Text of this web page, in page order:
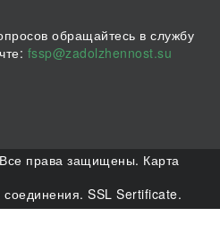
обращайтесь в службу
fssp@zadolzhennost.su
права защищены. Карта
SSL Sertificate.